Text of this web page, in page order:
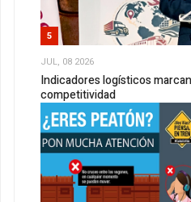
5
JUL, 08 2026
Indicadores logísticos
competitividad